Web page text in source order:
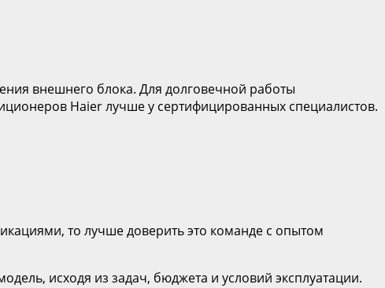
внешнего блока. Для долговечной работы
Haier лучше у сертифицированных специалистов.
то лучше доверить это команде с опытом
исходя из задач, бюджета и условий эксплуатации.